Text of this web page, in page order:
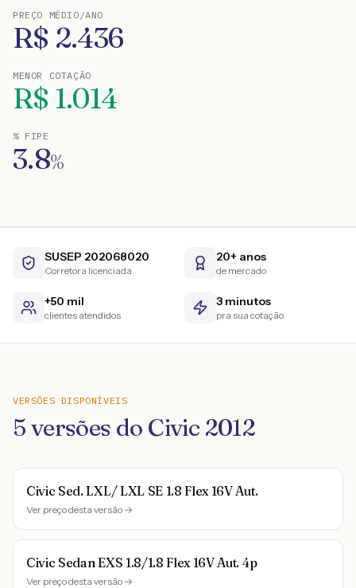
PREÇO MÉDIO/ANO
R$ 2.436
MENOR COTAÇÃO
R$ 1.014
% FIPE
3.8%
SUSEP 202068020
Corretora licenciada
20+ anos
de mercado
+50 mil
clientes atendidos
3 minutos
pra sua cotação
VERSÕES DISPONÍVEIS
5versões do Civic 2012
Civic Sed. LXL/ LXL SE 1.8 Flex 16V Aut.
Ver preço desta versão →
Civic Sedan EXS 1.8/1.8 Flex 16V Aut. 4p
Ver preço desta versão →